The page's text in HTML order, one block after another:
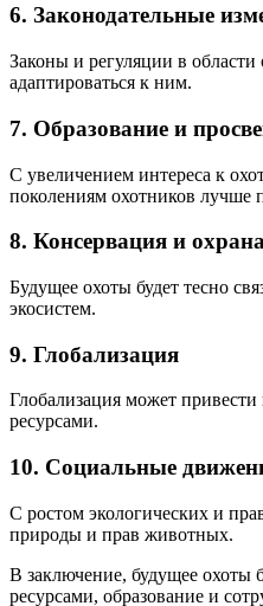
6. Законодательные
Законы и регуляции в
адаптироваться к ним.
7. Образование и
С увеличением интереса к
поколениям охотников лучше
8. Консервация и
Будущее охоты будет тесно
экосистем.
9. Глобализация
Глобализация может
ресурсами.
10. Социальные
С ростом экологических и
природы и прав животных.
В заключение, будущее охоты
ресурсами, образование и